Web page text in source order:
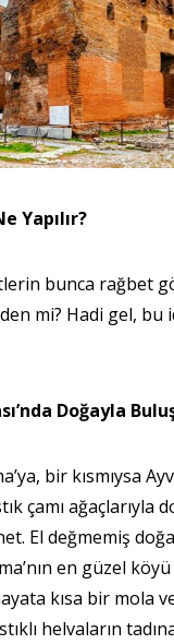
Yapılır?
bunca rağbet
mi? Hadi gel, bu
Doğayla
bir kısmıysa
çamı ağaçlarıyla
El değmemiş
en güzel
kısa bir mola
helvaların